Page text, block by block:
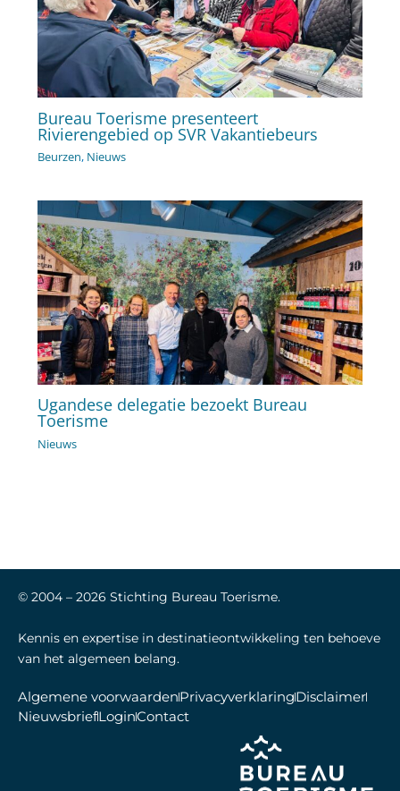
Bureau Toerisme presenteert
Rivierengebied op SVR Vakantiebeurs
Beurzen, Nieuws
Ugandese delegatie bezoekt Bureau
Toerisme
Nieuws
© 2004 – 2026 Stichting Bureau Toerisme.
Kennis en expertise in destinatieontwikkeling ten behoeve
van het algemeen belang.
Algemene voorwaardenPrivacyverklaringDisclaimer
NieuwsbriefLoginContact